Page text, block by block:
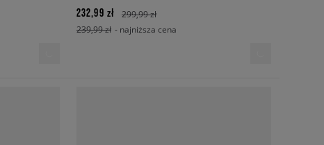
232,99 zł
299,99 zł
239,99 zł - najniższa cena